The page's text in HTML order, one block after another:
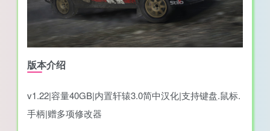
版本介绍
v1.22|容量40GB|内置轩辕3.0简中汉化|支持键盘.鼠标.
手柄|赠多项修改器